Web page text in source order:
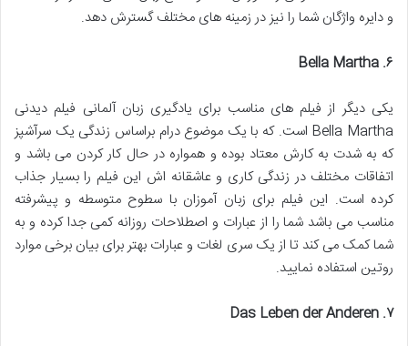
و دایره واژگان شما را نیز در زمینه های مختلف گسترش دهد.
۶. ‌Bella Martha
یکی دیگر از فیلم های مناسب برای یادگیری زبان آلمانی فیلم دیدنی
Bella Martha است. که با یک موضوع درام براساس زندگی یک سرآشپز
که به شدت به کارش معتاد بوده و همواره در حال کار کردن می باشد و
اتفاقات مختلف در زندگی کاری و عاشقانه اش این فیلم را بسیار جذاب
کرده است. این فیلم برای زبان آموزان با سطوح متوسطه و پیشرفته
مناسب می باشد شما را از عبارات و اصطلاحات روزانه کمی جدا کرده و به
شما کمک می کند تا از یک سری لغات و عبارات بهتر برای بیان برخی موارد
روتین استفاده نمایید.
۷. Das Leben der Anderen